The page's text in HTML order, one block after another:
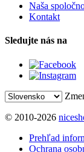
Naša
Kontakt
Sledujte nás na
© 2010-2026
Prehľad
Ochrana